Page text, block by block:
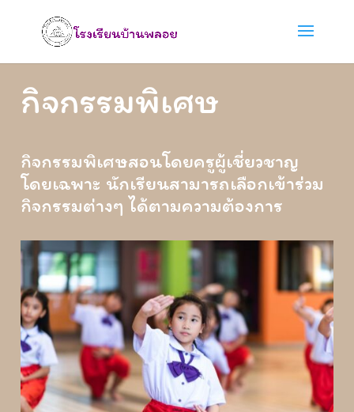
กิจกรรมพิเศษ
กิจกรรมพิเศษสอนโดยครูผู้เชี่ยวชาญ
โดยเฉพาะ นักเรียนสามารถเลือกเข้าร่วม
กิจกรรมต่างๆ ได้ตามความต้องการ